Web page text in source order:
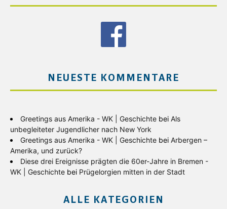
NEUESTE KOMMENTARE
Greetings aus Amerika - WK | Geschichte bei Als
unbegleiteter Jugendlicher nach New York
Greetings aus Amerika - WK | Geschichte bei Arbergen –
Amerika, und zurück?
Diese drei Ereignisse prägten die 60er-Jahre in Bremen -
WK | Geschichte bei Prügelorgien mitten in der Stadt
ALLE KATEGORIEN